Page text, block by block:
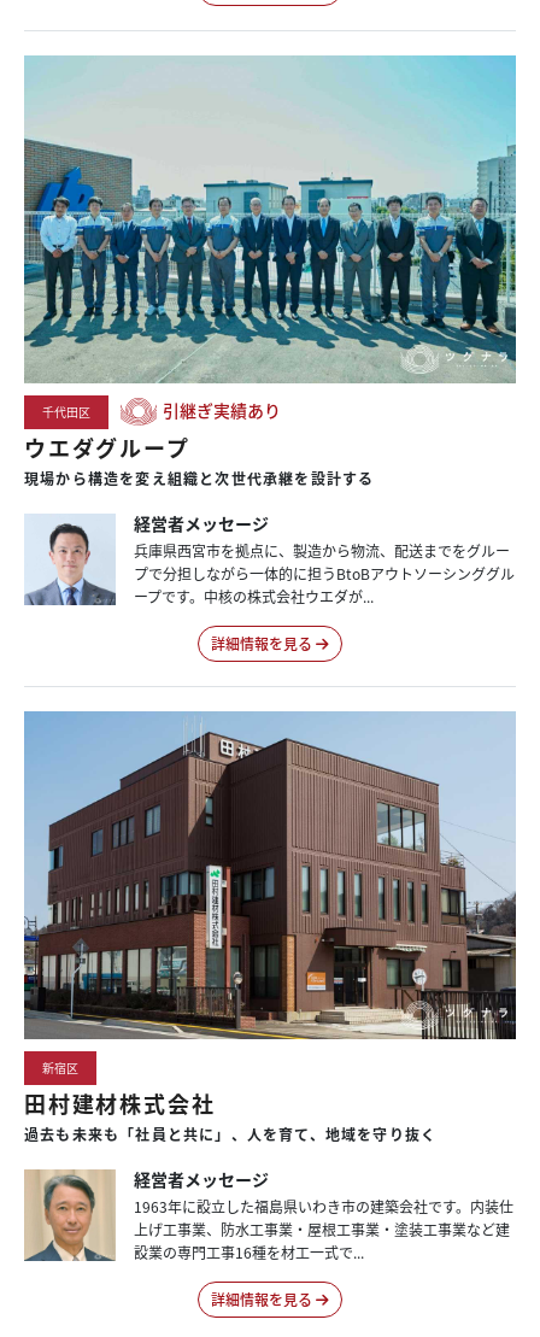
千代田区 引継ぎ実績あり
ウエダグループ
現場から構造を変え組織と次世代承継を設計する
経営者メッセージ
兵庫県西宮市を拠点に、製造から物流、配送までをグルー
プで分担しながら一体的に担うBtoBアウトソーシンググル
ープです。中核の株式会社ウエダが...
詳細情報を見る
新宿区
田村建材株式会社
過去も未来も「社員と共に」、人を育て、地域を守り抜く
経営者メッセージ
1963年に設立した福島県いわき市の建築会社です。内装仕
上げ工事業、防水工事業・屋根工事業・塗装工事業など建
設業の専門工事16種を材工一式で...
詳細情報を見る